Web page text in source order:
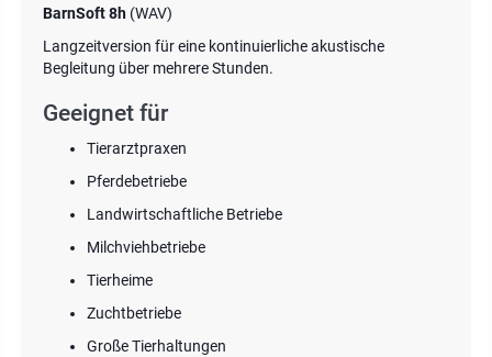
BarnSoft 8h (WAV)
Langzeitversion für eine kontinuierliche akustische
Begleitung über mehrere Stunden.
Geeignet für
Tierarztpraxen
Pferdebetriebe
Landwirtschaftliche Betriebe
Milchviehbetriebe
Tierheime
Zuchtbetriebe
Große Tierhaltungen